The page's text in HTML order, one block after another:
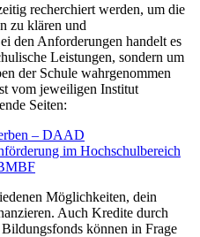
recherchiert werden, um die
zu klären und
den Anforderungen handelt es
Leistungen, sondern um
der Schule wahrgenommen
vom jeweiligen Institut
Seiten:
– DAAD
im Hochschulbereich
Möglichkeiten, dein
Auch Kredite durch
können in Frage